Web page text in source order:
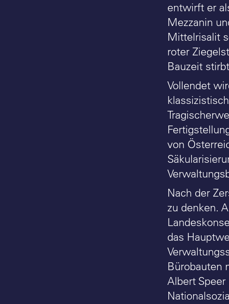
entwirft er
Mezzanin
Mittelrisalit
roter
Bauzeit
Vollendet
von
Nach der
zu denken.
das
Bürobauten
Albert